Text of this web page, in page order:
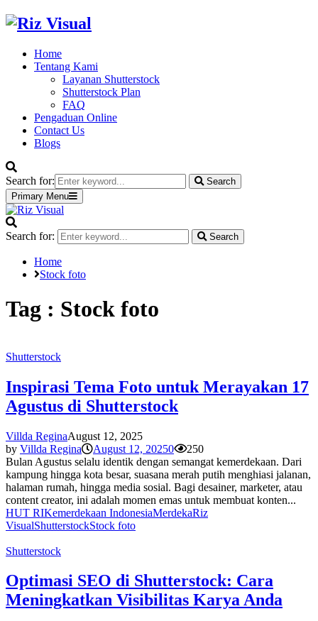
Home
Tentang Kami
Layanan Shutterstock
Shutterstock Plan
FAQ
Pengaduan Online
Contact Us
Blogs
Search for:
Search
Primary Menu
Search for: Search
Home
Stock foto
Tag : Stock foto
Shutterstock
Inspirasi Tema Foto untuk Merayakan 17
Agustus di Shutterstock
Villda ReginaAugust 12, 2025
by Villda Regina August 12, 20250
250
Bulan Agustus selalu identik dengan semangat kemerdekaan. Dari
kampung hingga kota besar, suasana merah putih menghiasi jalanan,
halaman rumah, hingga media sosial. Bagi desainer, marketer, atau
content creator, ini adalah momen emas untuk membuat konten...
HUT RIKemerdekaan IndonesiaMerdekaRiz
VisualShutterstockStock foto
Shutterstock
Optimasi SEO di Shutterstock: Cara
Meningkatkan Visibilitas Karya Anda